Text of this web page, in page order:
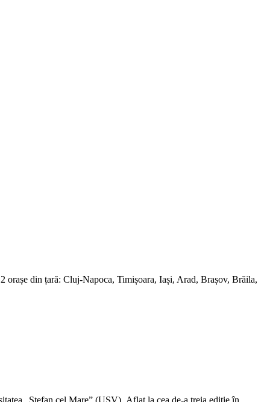
orașe din țară: Cluj-Napoca, Timișoara, Iași, Arad, Brașov, Brăila,
„Ștefan cel Mare” (USV). Aflat la cea de-a treia ediție în